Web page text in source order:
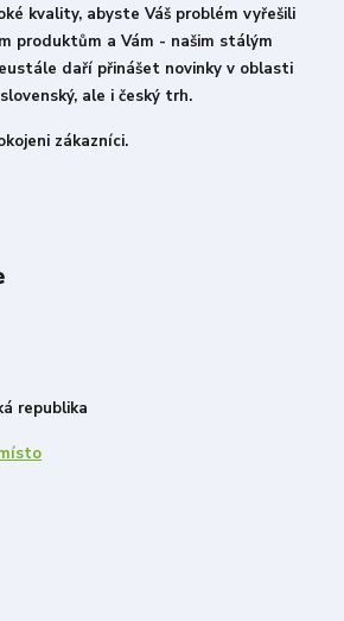
kvality, abyste Váš problém vyřešili
produktům a Vám - našim stálým
daří přinášet novinky v oblasti
ale i český trh.
zákazníci.
republika